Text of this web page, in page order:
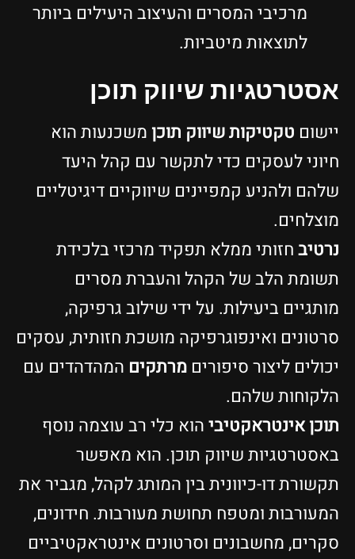
מרכיבי המסרים והעיצוב היעילים ביותר
לתוצאות מיטביות.
אסטרטגיות שיווק תוכן
יישום טקטיקות שיווק תוכן משכנעות הוא
חיוני לעסקים כדי לתקשר עם קהל היעד
שלהם ולהניע קמפיינים שיווקיים דיגיטליים
מוצלחים.
נרטיבחזותי ממלא תפקיד מרכזי בלכידת
תשומת הלב של הקהל והעברת מסרים
מותגיים ביעילות. על ידי שילוב גרפיקה,
סרטונים ואינפוגרפיקה מושכת חזותית, עסקים
יכולים ליצור סיפורים מרתקים המהדהדים עם
הלקוחות שלהם.
תוכן אינטראקטיביהוא כלי רב עוצמה נוסף
באסטרטגיות שיווק תוכן. הוא מאפשר
תקשורת דו-כיוונית בין המותג לקהל, מגביר את
המעורבות ומטפח תחושת מעורבות. חידונים,
סקרים, מחשבונים וסרטונים אינטראקטיביים